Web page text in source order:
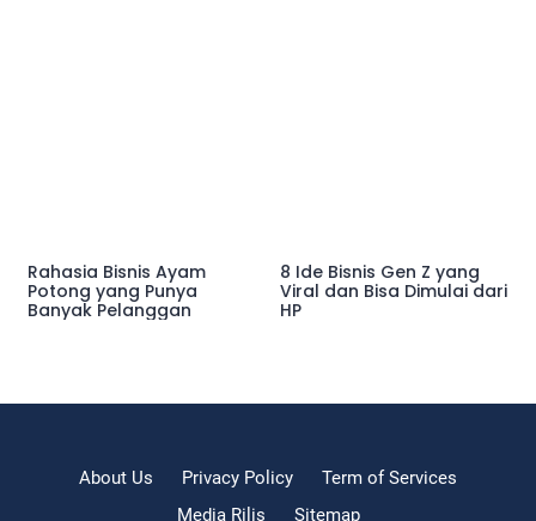
Rahasia Bisnis Ayam
Potong yang Punya
Banyak Pelanggan
8 Ide Bisnis Gen Z yang
Viral dan Bisa Dimulai dari
HP
About Us Privacy Policy
Term of Services
Media Rilis
Sitemap